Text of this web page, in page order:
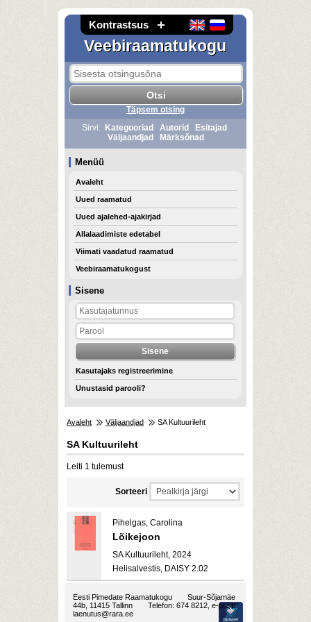
Kontrastsus
Veebiraamatukogu
Sisene
Kasutajaks registreerimine
Unustasid parooli?
Täpsem otsing
Sirvi:
Kategooriad Autorid
Esitajad
Väljaandjad
Märksõnad
Menüü
Avaleht
Uued raamatud
Uued ajalehed-ajakirjad
Allalaadimiste edetabel
Viimati vaadatud raamatud
Veebiraamatukogust
Avaleht Väljaandjad SA Kultuurileht
SA Kultuurileht
Leiti 1 tulemust
Sorteeri
Pihelgas, Carolina
Lõikejoon
SA Kultuurileht, 2024
Helisalvestis, DAISY 2.02
Eesti Pimedate Raamatukogu
Suur-Sõjamäe
44b, 11415 Tallinn
Telefon: 674 8212, e-post:
laenutus@rara.ee